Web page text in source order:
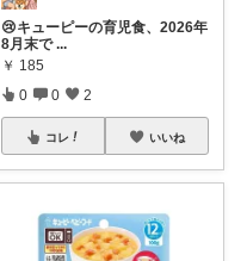
😢キューピーの育児食、2026年
8月末で...
￥ 185
0 0 2
コレ いいね